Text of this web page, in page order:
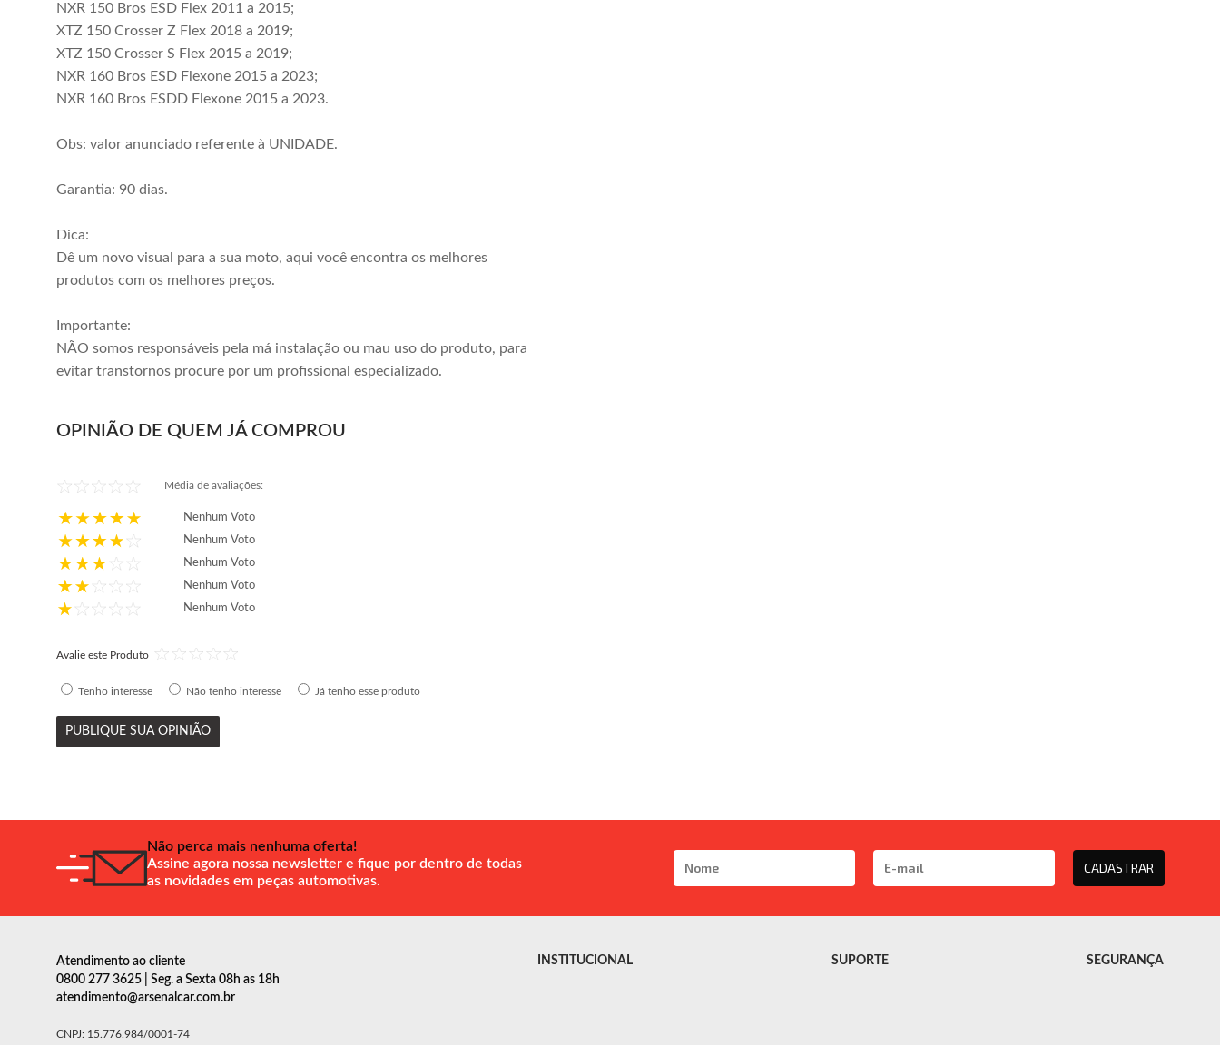
NXR 150 Bros ESD Flex 2011 a 2015;
XTZ 150 Crosser Z Flex 2018 a 2019;
XTZ 150 Crosser S Flex 2015 a 2019;
NXR 160 Bros ESD Flexone 2015 a 2023;
NXR 160 Bros ESDD Flexone 2015 a 2023.
Obs: valor anunciado referente à UNIDADE.
Garantia: 90 dias.
Dica:
Dê um novo visual para a sua moto, aqui você encontra os melhores
produtos com os melhores preços.
Importante:
NÃO somos responsáveis pela má instalação ou mau uso do produto, para
evitar transtornos procure por um profissional especializado.
OPINIÃO DE QUEM JÁ COMPROU
Média de avaliações:
Nenhum Voto
Nenhum Voto
Nenhum Voto
Nenhum Voto
Nenhum Voto
Avalie este Produto
Tenho interesse Não tenho interesse Já tenho esse produto
PUBLIQUE SUA OPINIÃO
Não perca mais nenhuma oferta!
Assine agora nossa newsletter e fique por dentro de todas
as novidades em peças automotivas.
CADASTRAR
Atendimento ao cliente
0800 277 3625 | Seg. a Sexta 08h as 18h
atendimento@arsenalcar.com.br
CNPJ: 15.776.984/0001-74
INSTITUCIONAL SUPORTE SEGURANÇA